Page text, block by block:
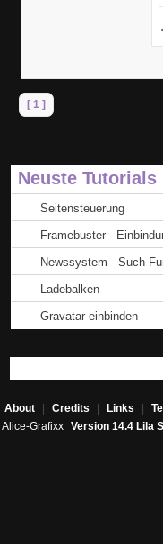
[ 1 ]
Neuste Tutorials
Seitensteuerung
Framebuster -
Newssystem - Such
Ladebalken
Gravatar einbinden
About Credits Links
Alice-Grafixx Version 14.4 Lila